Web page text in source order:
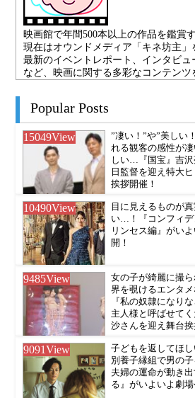
映画館で年間500本以上の作品を鑑賞
現在はオウンドメディア「キネ坊主」
最新のイベントレポート、インタビュ
など、映画に関する多彩なコンテンツ
Popular Posts
15049View
”凄い！”や”美しい
れる観客の感性が
しい…『国宝』吉沢
日監督を迎え特大
挨拶開催！
10490View
目に見えるものが
い…！『コンフィデ
リンセス編』がい
開！
9485View
女の子が綺麗に撮
界を覗けるエンタ
『私の奴隷になり
主人様と呼ばせて
沙さんを迎え舞台挨
9091View
子どもを返してほ
別養子縁組で男の
夫婦の運命が動き
る』がいよいよ劇場